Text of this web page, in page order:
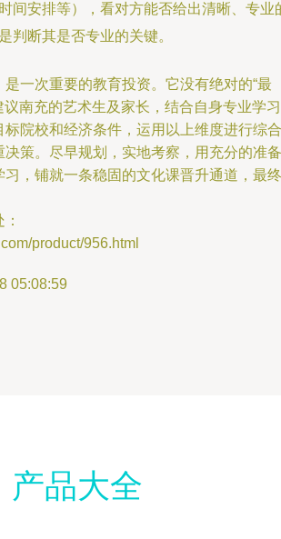
间安排等），看对方能否给出清晰、专业
判断其是否专业的关键。
一次重要的教育投资。它没有绝对的“最
议南充的艺术生及家长，结合自身专业学习
院校和经济条件，运用以上维度进行综合
策。尽早规划，实地考察，用充分的准备
，铺就一条稳固的文化课晋升通道，最终
product/956.html
05:08:59
产品大全